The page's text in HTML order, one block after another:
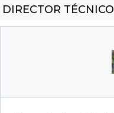
DIRECTOR TÉCNICO